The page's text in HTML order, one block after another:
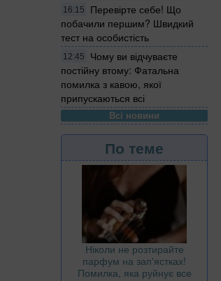
16:15
Перевірте себе! Що
побачили першим? Швидкий
тест на особистість
12:45
Чому ви відчуваєте
постійну втому: Фатальна
помилка з кавою, якої
припускаються всі
Всі новини
По теме
Ніколи не розтирайте
парфум на зап'ястках!
Помилка, яка руйнує все